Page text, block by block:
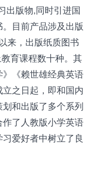
出版物,同时引进国
目前产品涉及出版
来，出版纸质图书
育课程数十种。其
《赖世雄经典英语
之日起，即和国内
和出版了多个系列
了人教版小学英语
爱好者中树立了良